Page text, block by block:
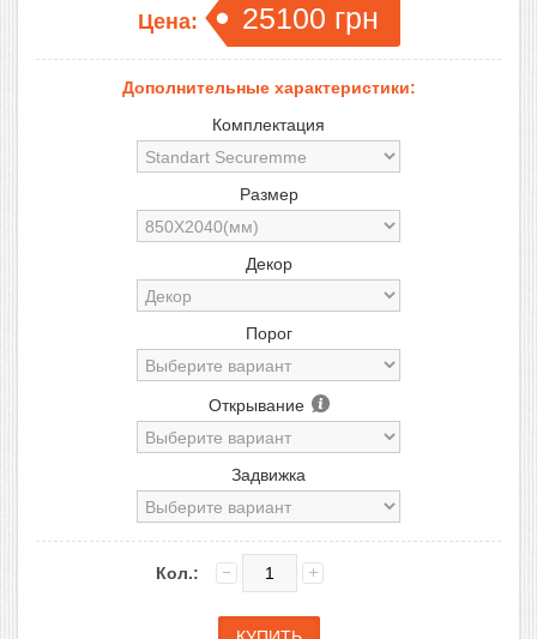
Цена: 25100 грн
Дополнительные характеристики:
Комплектация
Размер
Декор
Порог
Открывание
Задвижка
Кол.: